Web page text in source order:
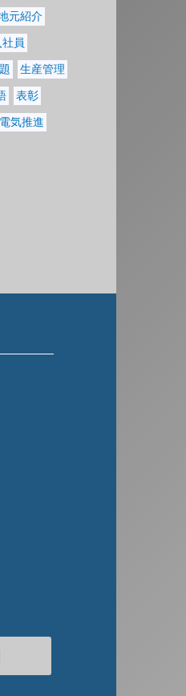
元紹介
員
生産管理
表彰
電気推進